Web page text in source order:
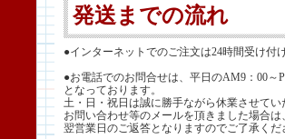
発送までの流れ
●インターネットでのご注文は24時間受け付
●お電話でのお問合せは、平日のAM9：00～
となっております。
土・日・祝日は誠に勝手ながら休業させてい
お問い合わせ等のメールを頂きました場合は、
翌営業日のご返答となりますのでご了承くだ